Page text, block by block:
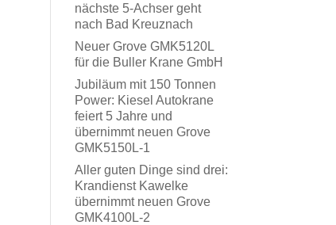
nächste 5-Achser geht
nach Bad Kreuznach
Neuer Grove GMK5120L
für die Buller Krane GmbH
Jubiläum mit 150 Tonnen
Power: Kiesel Autokrane
feiert 5 Jahre und
übernimmt neuen Grove
GMK5150L-1
Aller guten Dinge sind drei:
Krandienst Kawelke
übernimmt neuen Grove
GMK4100L-2